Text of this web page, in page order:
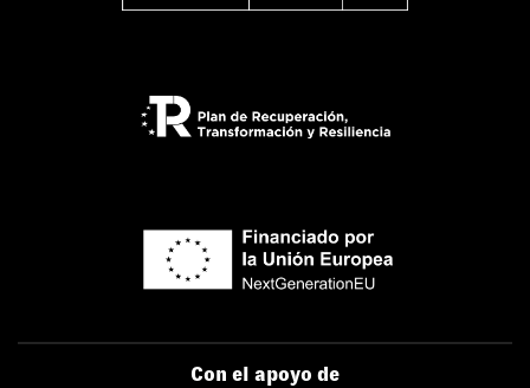
Con el apoyo de